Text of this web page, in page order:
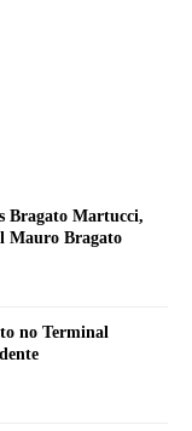
Bragato Martucci,
Mauro Bragato
no Terminal